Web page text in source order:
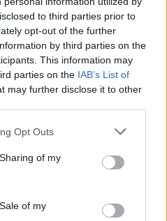
to third parties prior to
opt-out of the further
by third parties on the
This information may
parties on the IAB’s List of
may further disclose it to other
Opt Outs
of my
of my
voit katsoa senB/R Open Icen
äänestetään nimi – tässä